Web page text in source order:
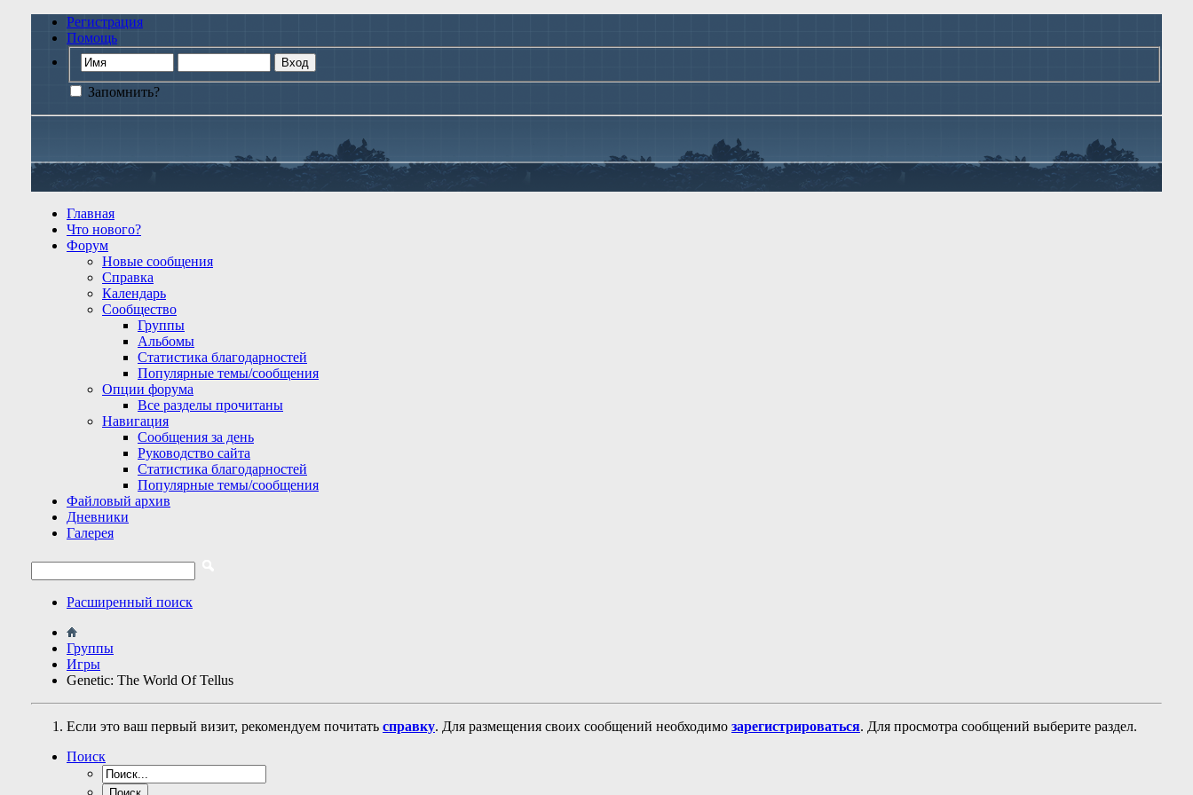
Регистрация
Помощь
Запомнить?
Главная
Что нового?
Форум
Новые сообщения
Справка
Календарь
Сообщество
Группы
Альбомы
Статистика благодарностей
Популярные темы/сообщения
Опции форума
Все разделы прочитаны
Навигация
Сообщения за день
Руководство сайта
Статистика благодарностей
Популярные темы/сообщения
Файловый архив
Дневники
Галерея
Расширенный поиск
Группы
Игры
Genetic: The World Of Tellus
Если это ваш первый визит, рекомендуем почитать справку. Для размещения своих сообщений необходимо зарегистрироваться. Для просмотра сообщений выберите раздел.
Поиск